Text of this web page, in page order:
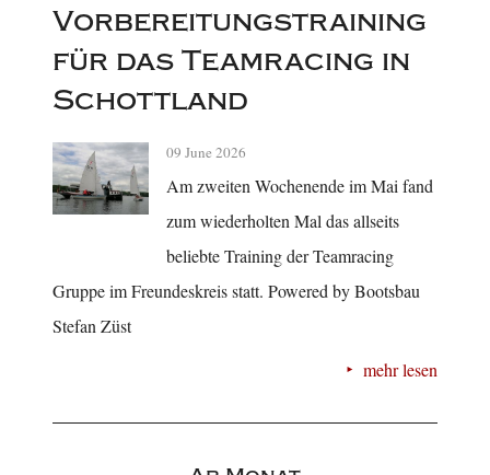
Vorbereitungstraining
für das Teamracing in
Schottland
09 June 2026
Am zweiten Wochenende im Mai fand
zum wiederholten Mal das allseits
beliebte Training der Teamracing
Gruppe im Freundeskreis statt. Powered by Bootsbau
Stefan Züst
mehr lesen